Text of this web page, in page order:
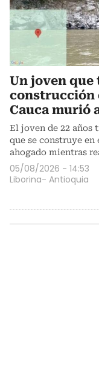
Un joven que
construcción
Cauca murió
El joven de 22 años
que se construye
ahogado mientras
05/08/2026 - 14:53
Liborina- Antioquia